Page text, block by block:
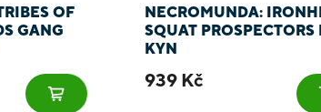
OF
GANG
NECROMUNDA:
SQUAT PROSPECTORS
KYN
939 Kč